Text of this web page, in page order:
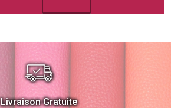
Livraison Gratuite